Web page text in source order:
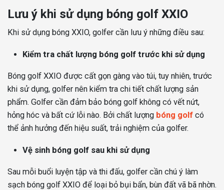
Lưu ý khi sử dụng bóng golf XXIO
Khi sử dụng bóng XXIO, golfer cần lưu ý những điều sau:
Kiểm tra chất lượng bóng golf trước khi sử dụng
Bóng golf XXIO được cất gọn gàng vào túi, tuy nhiên, trước
khi sử dụng, golfer nên kiểm tra chi tiết chất lượng sản
phẩm. Golfer cần đảm bảo bóng golf không có vết nứt,
hỏng hóc và bất cứ lỗi nào. Bởi chất lượng bóng golf có
thể ảnh hưởng đến hiệu suất, trải nghiệm của golfer.
Vệ sinh bóng golf sau khi sử dụng
Sau mỗi buổi luyện tập và thi đấu, golfer cần chú ý làm
sạch bóng golf XXIO để loại bỏ bụi bẩn, bùn đất vã bã nhờn.